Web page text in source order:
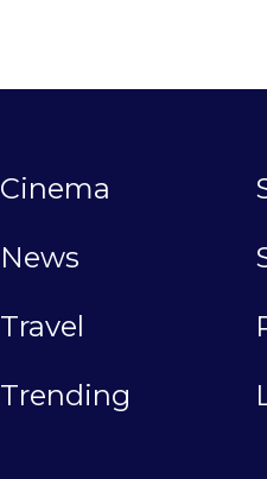
Cinema
News
Travel
Trending